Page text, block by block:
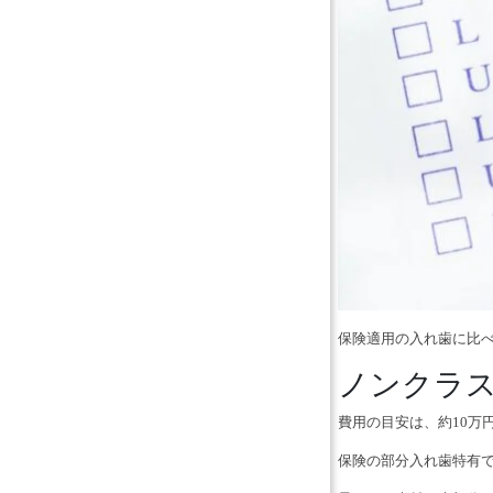
保険適用の入れ歯に比
ノンクラ
費用の目安は、約10万
保険の部分入れ歯特有